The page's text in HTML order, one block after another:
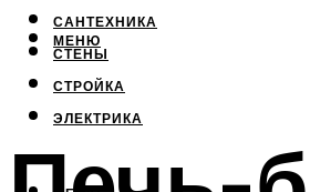
САНТЕХНИКА
СТЕНЫ
СТРОЙКА
ЭЛЕКТРИКА
МЕНЮ